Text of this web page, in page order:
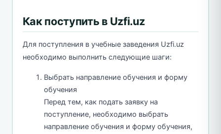
Как поступить в Uzfi.uz
Для поступления в учебные заведения Uzfi.uz
необходимо выполнить следующие шаги:
Выбрать направление обучения и форму
обучения
Перед тем, как подать заявку на
поступление, необходимо выбрать
направление обучения и форму обучения,